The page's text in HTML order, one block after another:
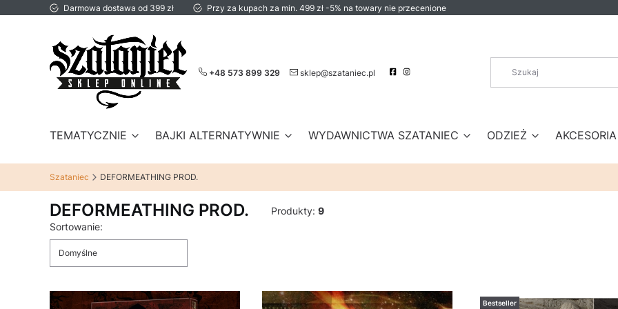
Darmowa dostawa od 399 zł Przy za kupach za min. 499 zł -5% na towary nie przecenione
+48 573 899 329 sklep@szataniec.pl
TEMATYCZNIE BAJKI ALTERNATYWNIE WYDAWNICTWA SZATANIEC ODZIEŻ AKCESORIA
Szataniec DEFORMEATHING PROD.
DEFORMEATHING PROD. Produkty: 9
Lista produktów
Sortowanie:
Domyślne
Bestseller